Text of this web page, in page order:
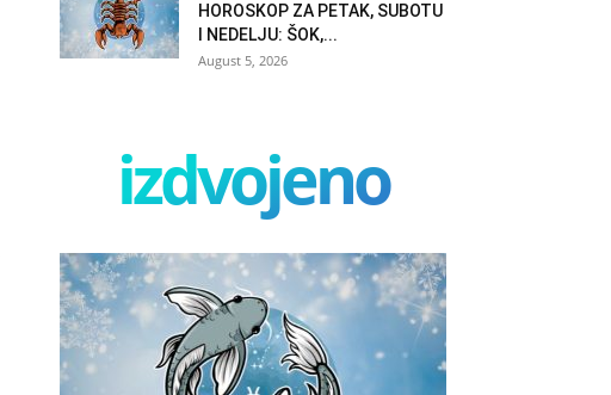
HOROSKOP ZA PETAK, SUBOTU
I NEDELJU: ŠOK,...
August 5, 2026
izdvojeno